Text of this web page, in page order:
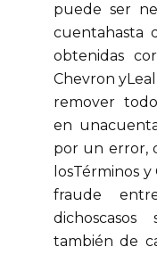
puede ser
cuentahasta
obtenidas
Chevron
remover
en
por un error,
losTérminos
fraude
también de